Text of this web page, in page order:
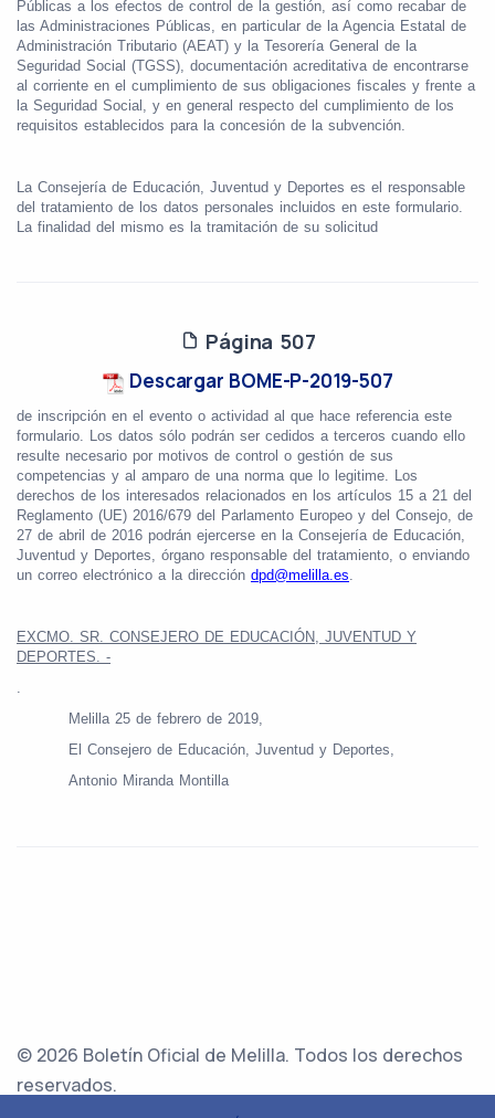
Públicas a los efectos de control de la gestión, así como recabar de
las Administraciones Públicas, en particular de la Agencia Estatal de
Administración Tributario (AEAT) y la Tesorería General de la
Seguridad Social (TGSS), documentación acreditativa de encontrarse
al corriente en el cumplimiento de sus obligaciones fiscales y frente a
la Seguridad Social, y en general respecto del cumplimiento de los
requisitos establecidos para la concesión de la subvención.
La Consejería de Educación, Juventud y Deportes es el responsable
del tratamiento de los datos personales incluidos en este formulario.
La finalidad del mismo es la tramitación de su solicitud
Página 507
Descargar BOME-P-2019-507
de inscripción en el evento o actividad al que hace referencia este
formulario. Los datos sólo podrán ser cedidos a terceros cuando ello
resulte necesario por motivos de control o gestión de sus
competencias y al amparo de una norma que lo legitime. Los
derechos de los interesados relacionados en los artículos 15 a 21 del
Reglamento (UE) 2016/679 del Parlamento Europeo y del Consejo, de
27 de abril de 2016 podrán ejercerse en la Consejería de Educación,
Juventud y Deportes, órgano responsable del tratamiento, o enviando
un correo electrónico a la dirección dpd@melilla.es.
EXCMO. SR. CONSEJERO DE EDUCACIÓN, JUVENTUD Y
DEPORTES. -
.
Melilla 25 de febrero de 2019,
El Consejero de Educación, Juventud y Deportes,
Antonio Miranda Montilla
© 2026 Boletín Oficial de Melilla. Todos los derechos
reservados.